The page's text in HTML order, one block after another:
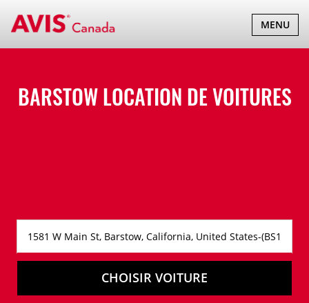
BASCULER
LA
MENU
BARSTOW LOCATION DE VOITURES
CHOISIR VOITURE